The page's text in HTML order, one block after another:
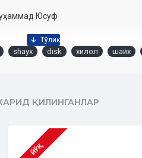
Юсуф
shayx disk хилол шайх
ҚИЛИНГАНЛАР
ЙЎҚ